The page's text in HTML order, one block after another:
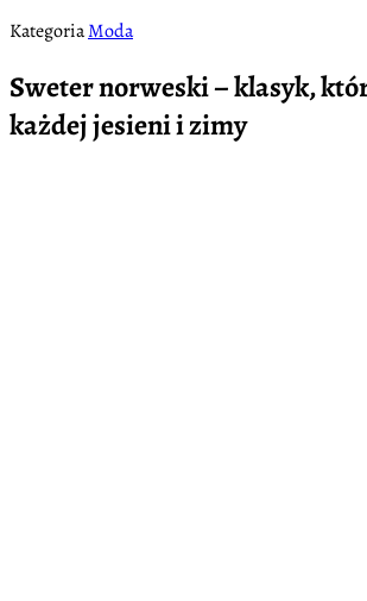
KategoriaModa
Sweter norweski – klasyk,
każdej jesieni i zimy